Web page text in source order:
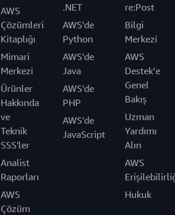
AWS
Çözümleri
Kitaplığı
Mimari
Merkezi
Ürünler
Hakkında
ve
Teknik
SSS'ler
Analist
Raporları
AWS
Çözüm
.NET
AWS'de
Python
AWS'de
Java
AWS'de
PHP
AWS'de
JavaScript
re:Post
Bilgi
Merkezi
AWS
Destek’e
Genel
Bakış
Uzman
Yardımı
Alın
AWS
Hukuk